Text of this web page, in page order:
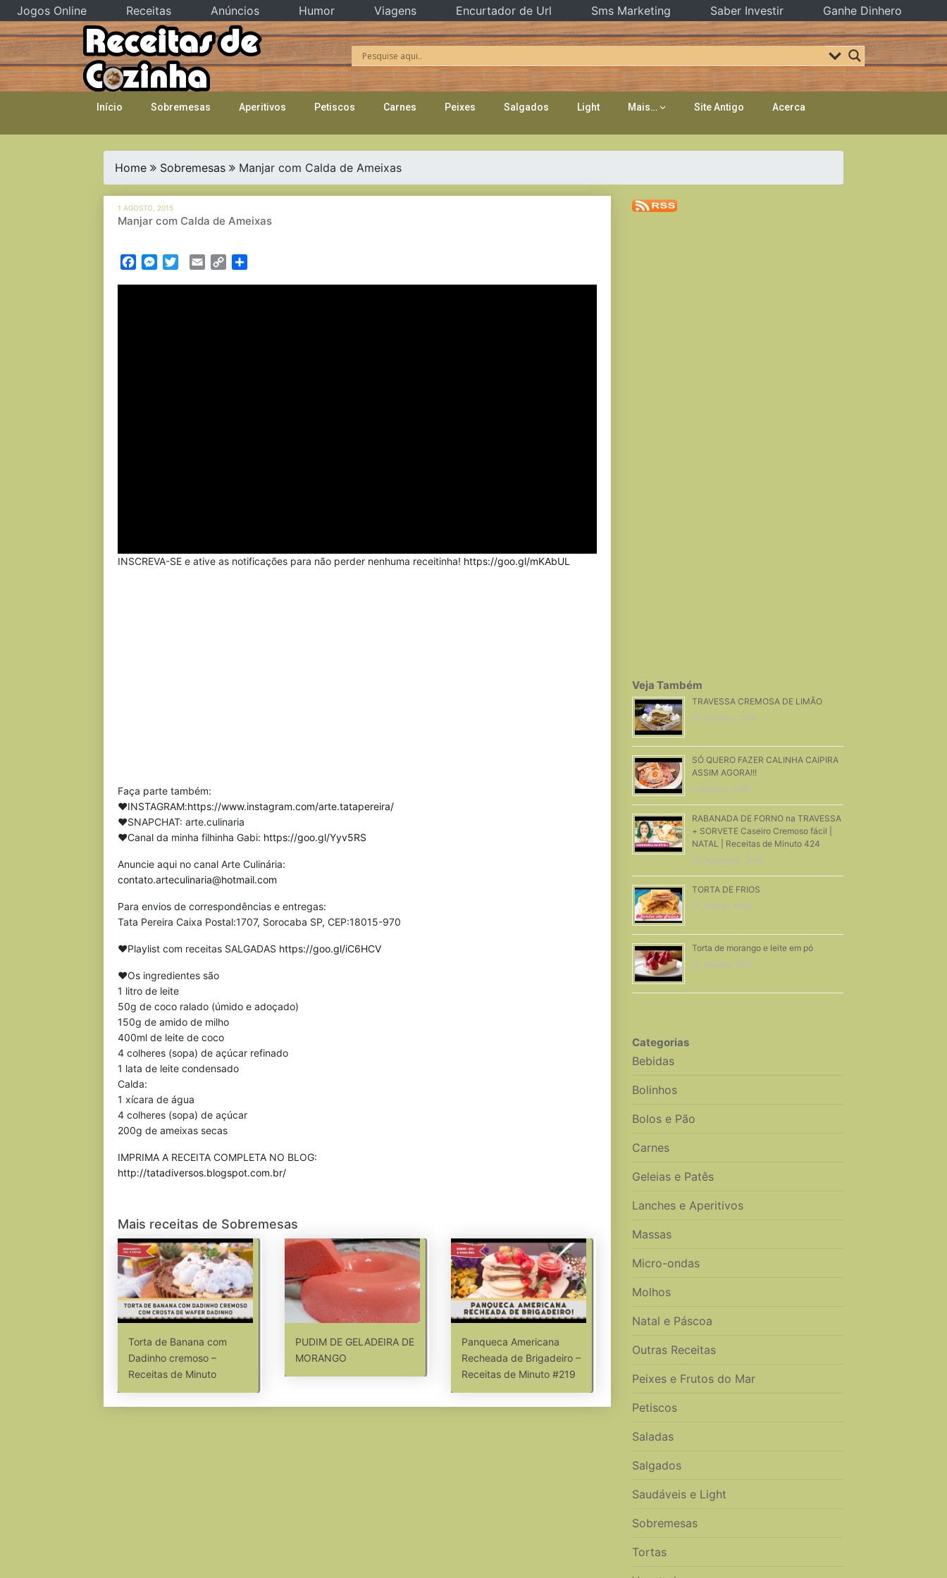
Skip
to
content
Início Sobremesas Aperitivos Petiscos Carnes Peixes Salgados Light Mais… Site Antigo Acerca
Home Sobremesas Manjar com Calda de Ameixas
1 AGOSTO, 2015
Manjar com Calda de Ameixas
FacebookMessenger
TwitterEmail Copy
INSCREVA-SE e ative as notificações para não perder nenhuma receitinha! https://goo.gl/mKAbUL
Faça parte também:
❤INSTAGRAM:https://www.instagram.com/arte.tatapereira/
❤SNAPCHAT: arte.culinaria
❤Canal da minha filhinha Gabi: https://goo.gl/Yyv5RS
Anuncie aqui no canal Arte Culinária:
contato.arteculinaria@hotmail.com
Para envios de correspondências e entregas:
Tata Pereira Caixa Postal:1707, Sorocaba SP, CEP:18015-970
❤Playlist com receitas SALGADAS https://goo.gl/iC6HCV
❤Os ingredientes são
1 litro de leite
50g de coco ralado (úmido e adoçado)
150g de amido de milho
400ml de leite de coco
4 colheres (sopa) de açúcar refinado
1 lata de leite condensado
Calda:
1 xícara de água
4 colheres (sopa) de açúcar
200g de ameixas secas
IMPRIMA A RECEITA COMPLETA NO BLOG:
http://tatadiversos.blogspot.com.br/
Mais receitas de Sobremesas
Torta de Banana com
Dadinho cremoso –
Receitas de Minuto
PUDIM DE GELADEIRA DE
MORANGO
Panqueca Americana
Recheada de Brigadeiro –
Receitas de Minuto #219
Veja Também
TRAVESSA CREMOSA DE LIMÃO
20 Outubro, 2018
SÓ QUERO FAZER CALINHA CAIPIRA
ASSIM AGORA!!!
6 Outubro, 2025
RABANADA DE FORNO na TRAVESSA
+ SORVETE Caseiro Cremoso fácil |
NATAL | Receitas de Minuto 424
10 Dezembro, 2018
TORTA DE FRIOS
21 Janeiro, 2016
Torta de morango e leite em pó
23 Agosto, 2017
Categorias
Bebidas
Bolinhos
Bolos e Pão
Carnes
Geleias e Patês
Lanches e Aperitivos
Massas
Micro-ondas
Molhos
Natal e Páscoa
Outras Receitas
Peixes e Frutos do Mar
Petiscos
Saladas
Salgados
Saudáveis e Light
Sobremesas
Tortas
Jogos Online Receitas Anúncios Humor Viagens Encurtador de Url Sms Marketing Saber Investir Ganhe Dinhero